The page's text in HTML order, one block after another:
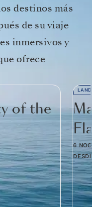
destinos más
de su viaje
inmersivos y
ofrece
of the
6